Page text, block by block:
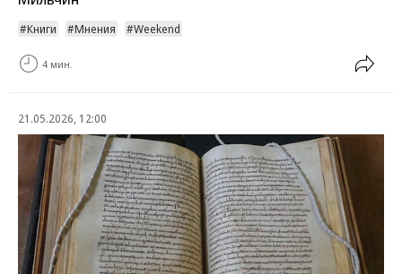
Книги Мнения Weekend
4 мин.
21.05.2026, 12:00